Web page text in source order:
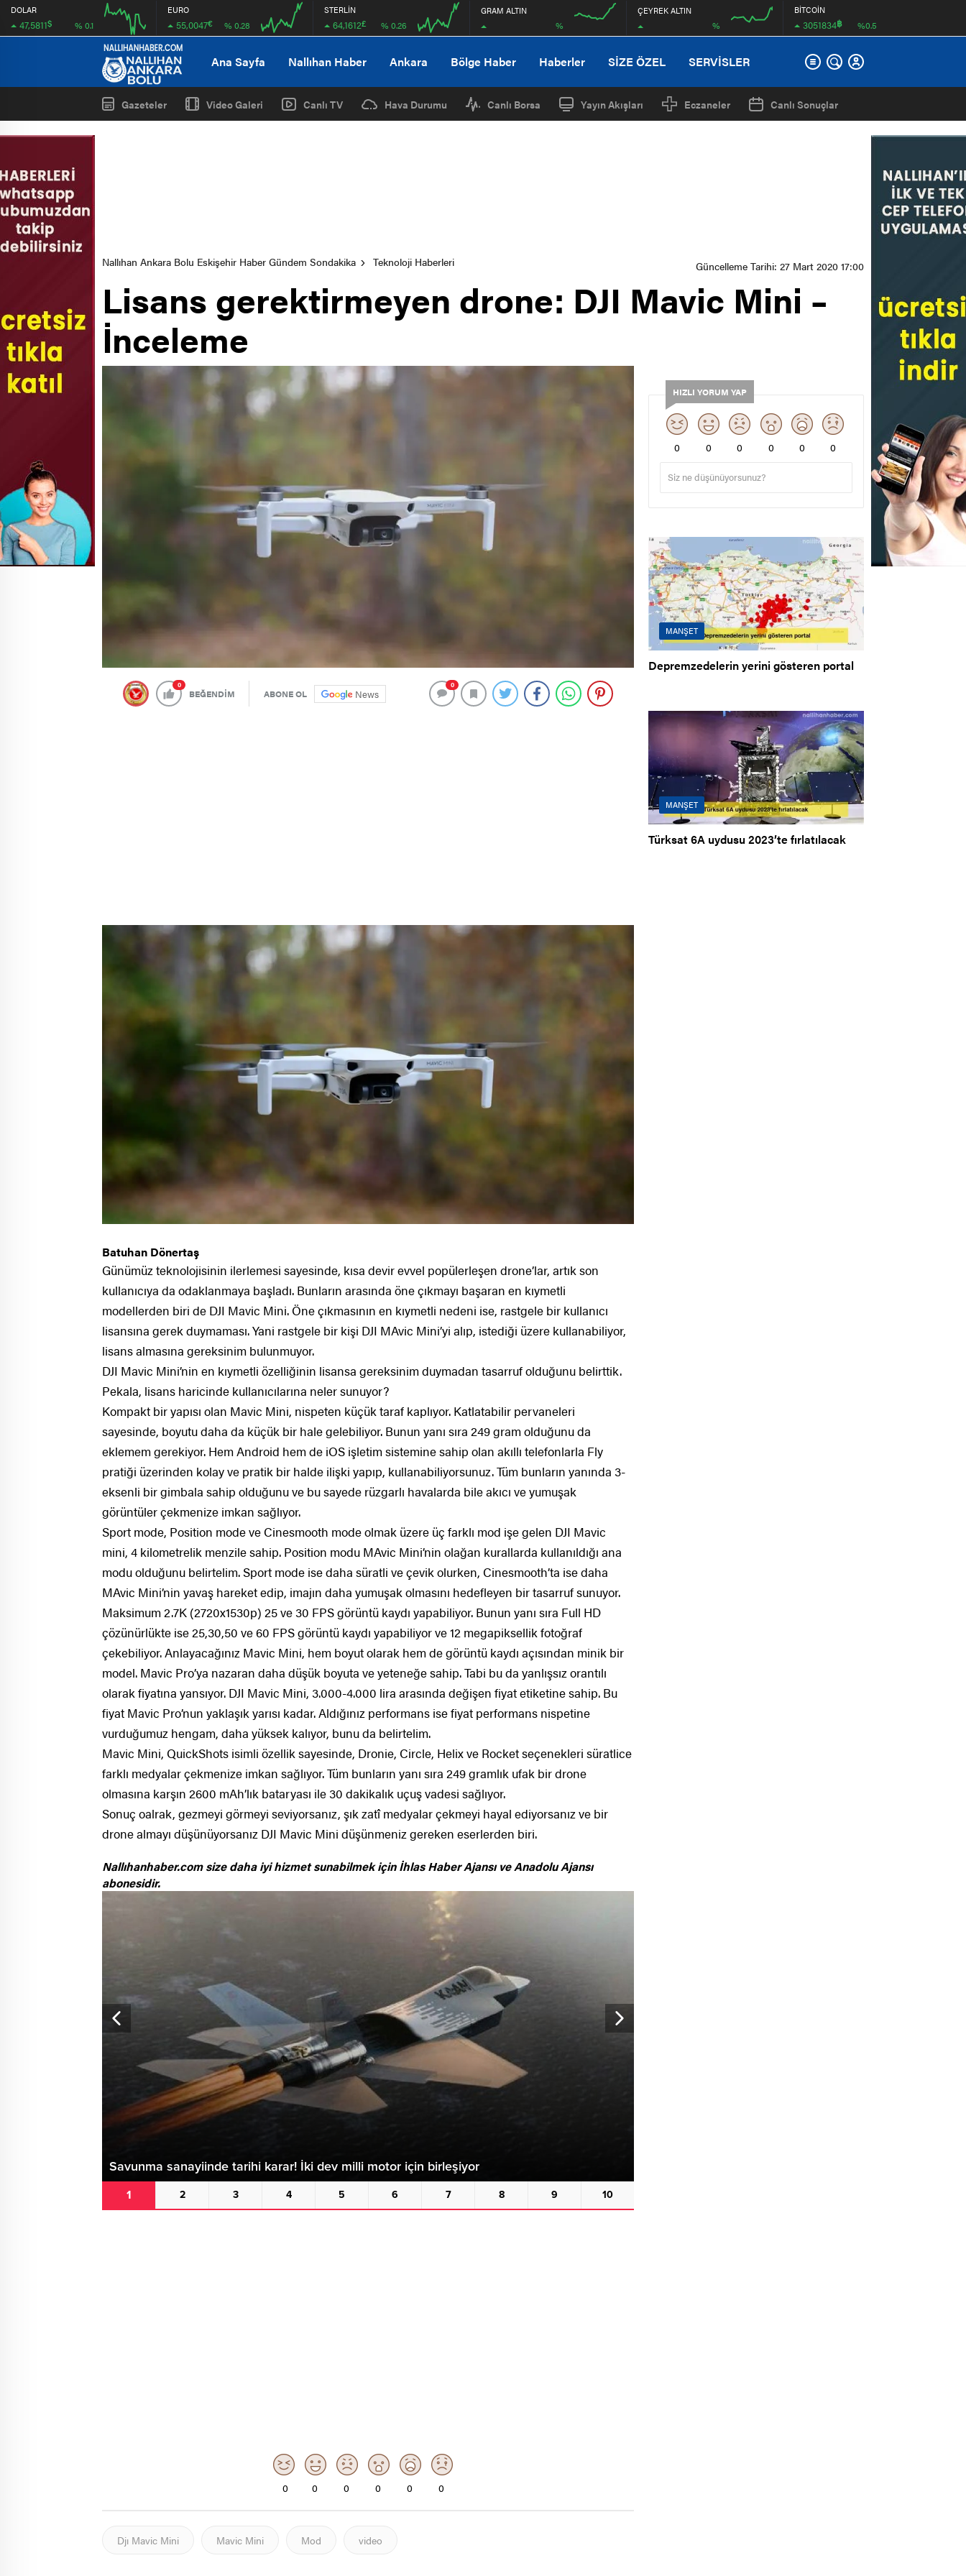
DOLAR
47,5811$ % 0.1
08:00 12:00
EURO
55,0047€ % 0.28
STERLİN
64,1612£ % 0.26
GRAM ALTIN
%
ÇEYREK ALTIN
%
BİTCOİN
3051834฿ %0.5
Ana Sayfa Nallıhan Haber Ankara Bölge Haber Haberler SİZE ÖZEL SERVİSLER
Gazeteler Video Galeri Canlı TV Hava Durumu Canlı Borsa Yayın Akışları Eczaneler Canlı Sonuçlar
Nallıhan Ankara Bolu Eskişehir Haber Gündem Sondakika Teknoloji Haberleri Güncelleme Tarihi: 27 Mart 2020 17:00
Lisans gerektirmeyen drone: DJI Mavic Mini –
İnceleme
0
BEĞENDİM ABONE OL News
0
Batuhan Dönertaş
Günümüz teknolojisinin ilerlemesi sayesinde, kısa devir evvel popülerleşen drone’lar, artık son
kullanıcıya da odaklanmaya başladı. Bunların arasında öne çıkmayı başaran en kıymetli
modellerden biri de DJI Mavic Mini. Öne çıkmasının en kıymetli nedeni ise, rastgele bir kullanıcı
lisansına gerek duymaması. Yani rastgele bir kişi DJI MAvic Mini’yi alıp, istediği üzere kullanabiliyor,
lisans almasına gereksinim bulunmuyor.
DJI Mavic Mini’nin en kıymetli özelliğinin lisansa gereksinim duymadan tasarruf olduğunu belirttik.
Pekala, lisans haricinde kullanıcılarına neler sunuyor?
Kompakt bir yapısı olan Mavic Mini, nispeten küçük taraf kaplıyor. Katlatabilir pervaneleri
sayesinde, boyutu daha da küçük bir hale gelebiliyor. Bunun yanı sıra 249 gram olduğunu da
eklemem gerekiyor. Hem Android hem de iOS işletim sistemine sahip olan akıllı telefonlarla Fly
pratiği üzerinden kolay ve pratik bir halde ilişki yapıp, kullanabiliyorsunuz. Tüm bunların yanında 3-
eksenli bir gimbala sahip olduğunu ve bu sayede rüzgarlı havalarda bile akıcı ve yumuşak
görüntüler çekmenize imkan sağlıyor.
Sport mode, Position mode ve Cinesmooth mode olmak üzere üç farklı mod işe gelen DJI Mavic
mini, 4 kilometrelik menzile sahip. Position modu MAvic Mini’nin olağan kurallarda kullanıldığı ana
modu olduğunu belirtelim. Sport mode ise daha süratli ve çevik olurken, Cinesmooth’ta ise daha
MAvic Mini’nin yavaş hareket edip, imajın daha yumuşak olmasını hedefleyen bir tasarruf sunuyor.
Maksimum 2.7K (2720x1530p) 25 ve 30 FPS görüntü kaydı yapabiliyor. Bunun yanı sıra Full HD
çözünürlükte ise 25,30,50 ve 60 FPS görüntü kaydı yapabiliyor ve 12 megapiksellik fotoğraf
çekebiliyor. Anlayacağınız Mavic Mini, hem boyut olarak hem de görüntü kaydı açısından minik bir
model. Mavic Pro’ya nazaran daha düşük boyuta ve yeteneğe sahip. Tabi bu da yanlışsız orantılı
olarak fiyatına yansıyor. DJI Mavic Mini, 3.000-4.000 lira arasında değişen fiyat etiketine sahip. Bu
fiyat Mavic Pro’nun yaklaşık yarısı kadar. Aldığınız performans ise fiyat performans nispetine
vurduğumuz hengam, daha yüksek kalıyor, bunu da belirtelim.
Mavic Mini, QuickShots isimli özellik sayesinde, Dronie, Circle, Helix ve Rocket seçenekleri süratlice
farklı medyalar çekmenize imkan sağlıyor. Tüm bunların yanı sıra 249 gramlık ufak bir drone
olmasına karşın 2600 mAh’lık bataryası ile 30 dakikalık uçuş vadesi sağlıyor.
Sonuç oalrak, gezmeyi görmeyi seviyorsanız, şık zatî medyalar çekmeyi hayal ediyorsanız ve bir
drone almayı düşünüyorsanız DJI Mavic Mini düşünmeniz gereken eserlerden biri.
Nallıhanhaber.com size daha iyi hizmet sunabilmek için İhlas Haber Ajansı ve Anadolu Ajansı
abonesidir.
0 0 0 0 0 0
Djı Mavic Mini Mavic Mini Mod video
HIZLI YORUM YAP
0 0 0 0 0 0
MANŞET
Depremzedelerin yerini gösteren portal
MANŞET
Türksat 6A uydusu 2023’te fırlatılacak